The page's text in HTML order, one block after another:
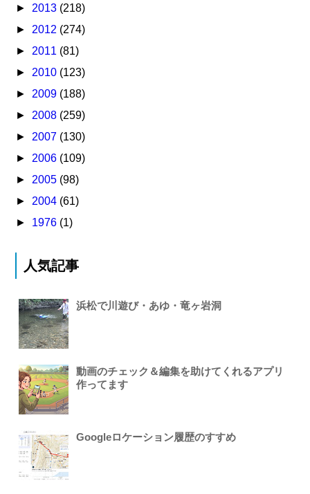
► 2013 (218)
► 2012 (274)
► 2011 (81)
► 2010 (123)
► 2009 (188)
► 2008 (259)
► 2007 (130)
► 2006 (109)
► 2005 (98)
► 2004 (61)
► 1976 (1)
人気記事
浜松で川遊び・あゆ・竜ヶ岩洞
動画のチェック＆編集を助けてくれるアプリ
作ってます
Googleロケーション履歴のすすめ